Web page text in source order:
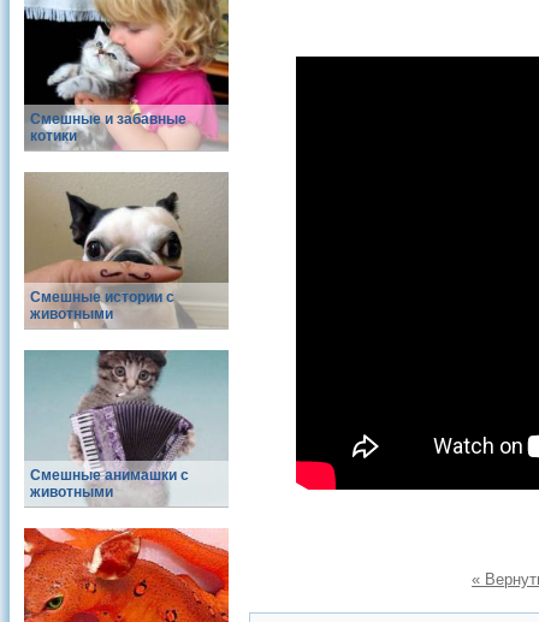
Смешные и забавные
котики
Смешные истории с
животными
Смешные анимашки с
животными
«